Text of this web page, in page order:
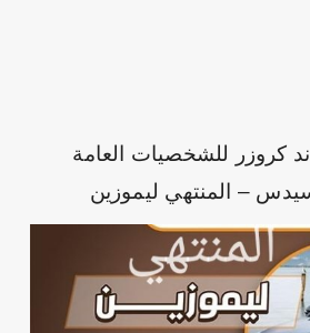
كروزر للشخصيات العامة
– المنتهي ليموزين